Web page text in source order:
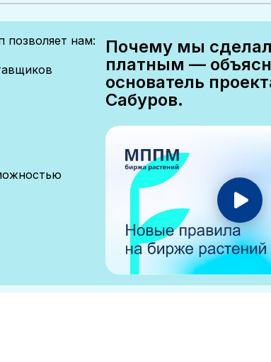
позволяет нам:
Почему мы
платным —
основатель
Сабуров.